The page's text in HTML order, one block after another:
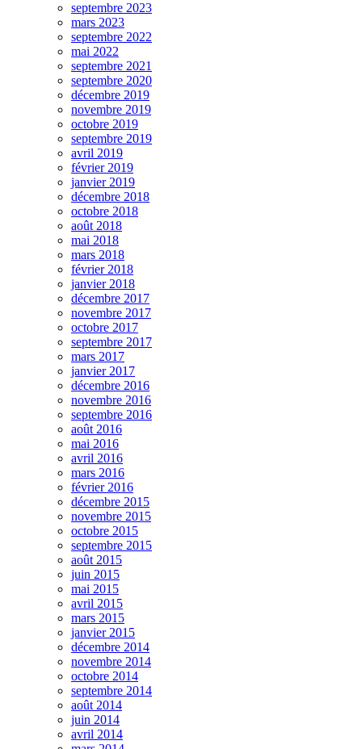
septembre 2023
mars 2023
septembre 2022
mai 2022
septembre 2021
septembre 2020
décembre 2019
novembre 2019
octobre 2019
septembre 2019
avril 2019
février 2019
janvier 2019
décembre 2018
octobre 2018
août 2018
mai 2018
mars 2018
février 2018
janvier 2018
décembre 2017
novembre 2017
octobre 2017
septembre 2017
mars 2017
janvier 2017
décembre 2016
novembre 2016
septembre 2016
août 2016
mai 2016
avril 2016
mars 2016
février 2016
décembre 2015
novembre 2015
octobre 2015
septembre 2015
août 2015
juin 2015
mai 2015
avril 2015
mars 2015
janvier 2015
décembre 2014
novembre 2014
octobre 2014
septembre 2014
août 2014
juin 2014
avril 2014